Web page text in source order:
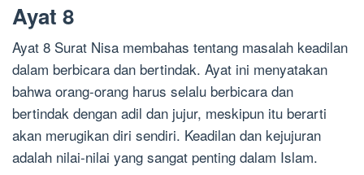
Ayat 8
Ayat 8 Surat Nisa membahas tentang masalah keadilan
dalam berbicara dan bertindak. Ayat ini menyatakan
bahwa orang-orang harus selalu berbicara dan
bertindak dengan adil dan jujur, meskipun itu berarti
akan merugikan diri sendiri. Keadilan dan kejujuran
adalah nilai-nilai yang sangat penting dalam Islam.